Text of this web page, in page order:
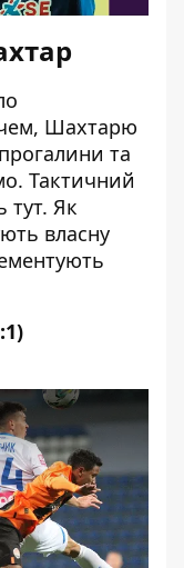
Шахтарю
та
Тактичний
тут. Як
власну